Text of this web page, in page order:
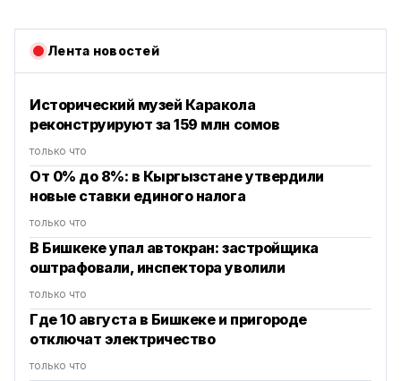
Лента новостей
Исторический музей Каракола
реконструируют за 159 млн сомов
только что
От 0% до 8%: в Кыргызстане утвердили
новые ставки единого налога
только что
В Бишкеке упал автокран: застройщика
оштрафовали, инспектора уволили
только что
Где 10 августа в Бишкеке и пригороде
отключат электричество
только что